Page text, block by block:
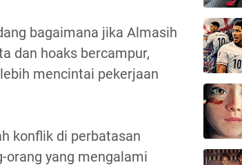
bagaimana jika Almasih
dan hoaks bercampur,
mencintai pekerjaan
konflik di perbatasan
orang yang mengalami